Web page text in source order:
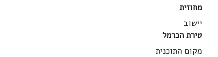
מחוזית
יישוב
טירת הכרמל
מקום התוכנית